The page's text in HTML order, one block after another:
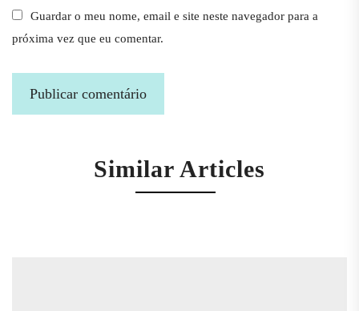
Guardar o meu nome, email e site neste navegador para a
próxima vez que eu comentar.
Similar Articles